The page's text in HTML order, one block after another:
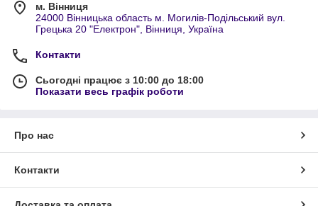
м. Вінниця
24000 Вінницька область м. Могилів-Подільський вул.
Грецька 20 "Електрон", Вінниця, Україна
Контакти
Сьогодні працює з 10:00 до 18:00
Показати весь графік роботи
Про нас
Контакти